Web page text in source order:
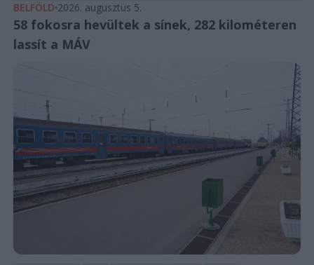
BELFÖLD 2026. augusztus 5.
58 fokosra hevültek a sínek, 282 kilométeren
lassít a MÁV